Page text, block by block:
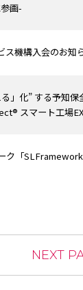
画-
ス機構入会のお知
」化” する予知保
スマート工場
ク「
NEXT